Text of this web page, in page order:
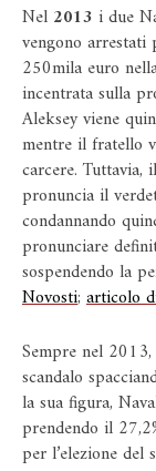
Nel 2013 i due
vengono
250mila euro
incentrata sulla
Aleksey viene
mentre il fratello
carcere.
pronuncia il
condannando
pronunciare
sospendendo la
Novosti; articolo
Sempre nel
scandalo
la sua figura,
prendendo il
per l’elezione del